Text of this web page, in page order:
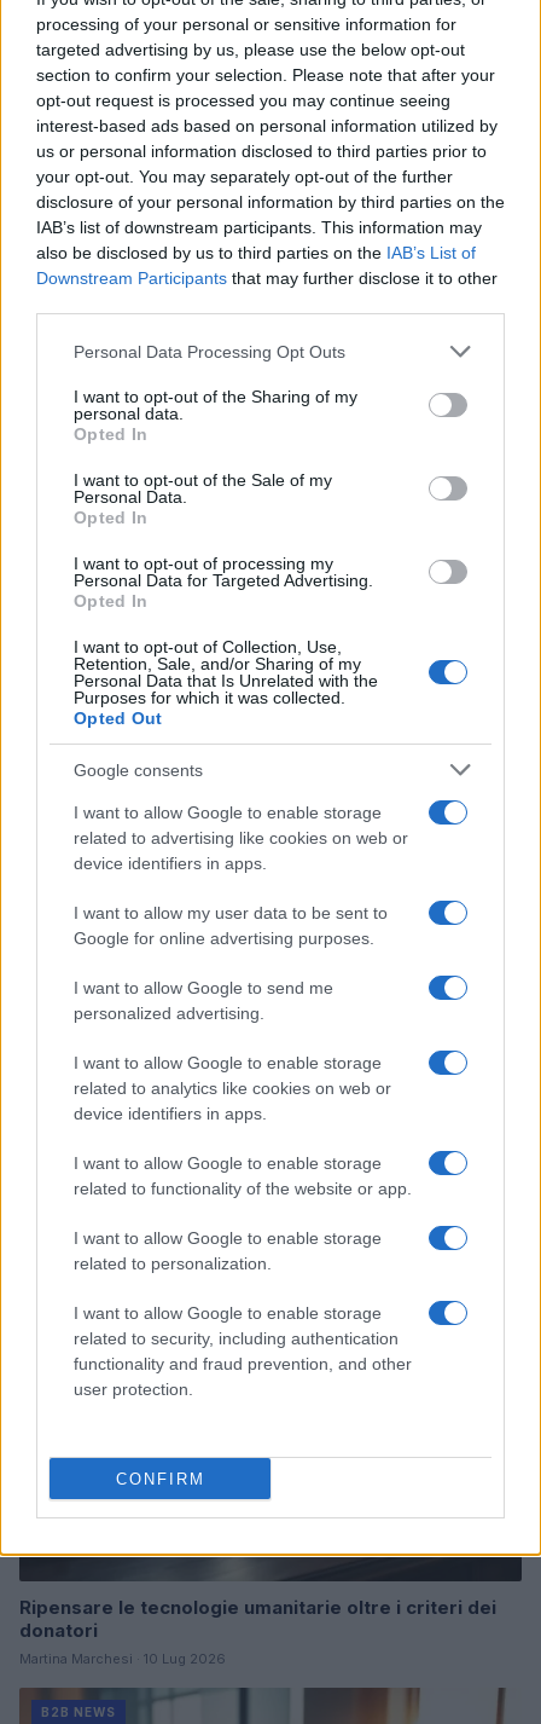
processing of your personal or sensitive information for
targeted advertising by us, please use the below opt-out
section to confirm your selection. Please note that after your
opt-out request is processed you may continue seeing
interest-based ads based on personal information utilized by
us or personal information disclosed to third parties prior to
your opt-out. You may separately opt-out of the further
disclosure of your personal information by third parties on the
IAB’s list of downstream participants. This information may
also be disclosed by us to third parties on the IAB’s List of
Downstream Participants that may further disclose it to other
Please note that this website/app uses one or more Google
not limited to your visit or usage behaviour. You may click to
grant or deny consent to Google and its third-party tags to
use your data for below specified purposes in below Google
consent section.
Personal Data Processing Opt Outs
I want to opt-out of the Sharing of my
personal data.
Opted In
I want to opt-out of the Sale of my
Personal Data.
Opted In
I want to opt-out of processing my
Personal Data for Targeted Advertising.
Opted In
I want to opt-out of Collection, Use,
Retention, Sale, and/or Sharing of my
Personal Data that Is Unrelated with the
Purposes for which it was collected.
Opted Out
Google consents
I want to allow Google to enable storage
related to advertising like cookies on web or
device identifiers in apps.
I want to allow my user data to be sent to
Google for online advertising purposes.
I want to allow Google to send me
personalized advertising.
I want to allow Google to enable storage
related to analytics like cookies on web or
device identifiers in apps.
I want to allow Google to enable storage
related to functionality of the website or app.
I want to allow Google to enable storage
related to personalization.
I want to allow Google to enable storage
related to security, including authentication
functionality and fraud prevention, and other
user protection.
CONFIRM
dall’intelligenza artificiale. Mentre i leader cinesi
affermano di mantenere il controllo umano sui
sistemi d’arma, gli Stati Uniti prevedono di lanciare
migliaia di droni autonomi entro il 2025 per
fronteggiare l’espansione delle capacità aeree
cinesi. Questa corsa agli armamenti potrebbe
avere conseguenze significative per la stabilità
globale.
AUTORE
Linda Pellegrini ha raccontato da Genova il
processo di riconversione dell'ex area
decisiva; è caporedattore con responsabilità
sulle rubriche storiche e propone in
Laureata all'Università di Genova, conserva
un archivio di fotografie d'epoca della città.
Continua a leggere
B2B NEWS
Ripensare le tecnologie umanitarie oltre i criteri dei
donatori
Martina Marchesi · 10 Lug 2026
B2B NEWS